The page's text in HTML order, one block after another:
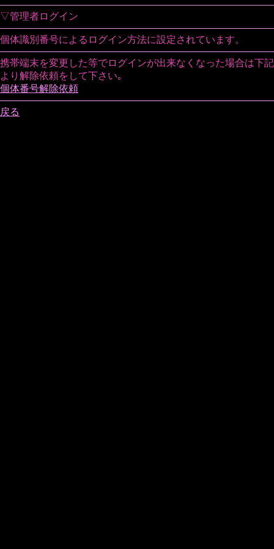
▽管理者ログイン
個体識別番号によるログイン方法に設定されています。
携帯端末を変更した等でログインが出来なくなった場合は下記
より解除依頼をして下さい｡
個体番号解除依頼
戻る